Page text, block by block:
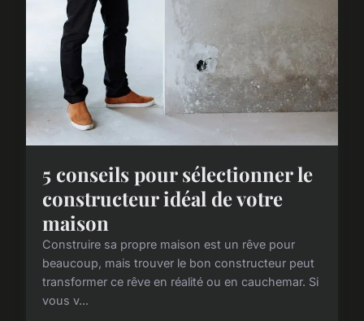
5 conseils pour sélectionner le
constructeur idéal de votre
maison
Construire sa propre maison est un rêve pour
beaucoup, mais trouver le bon constructeur peut
transformer ce rêve en réalité ou en cauchemar. Si
vous v...